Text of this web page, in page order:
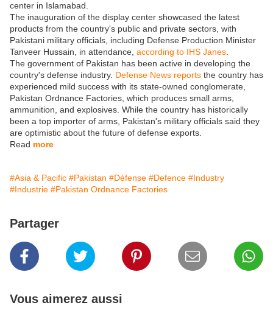
center in Islamabad.
The inauguration of the display center showcased the latest
products from the country's public and private sectors, with
Pakistani military officials, including Defense Production Minister
Tanveer Hussain, in attendance, according to IHS Janes
The government of Pakistan has been active in developing the
country's defense industry. Defense News reports the country has
experienced mild success with its state-owned conglomerate,
Pakistan Ordnance Factories, which produces small arms,
ammunition, and explosives. While the country has historically
been a top importer of arms, Pakistan's military officials said they
are optimistic about the future of defense exports.
Read more
#Asia & Pacific #Pakistan #Défense #Defence #Industry
#Industrie #Pakistan Ordnance Factories
Partager
Vous aimerez aussi